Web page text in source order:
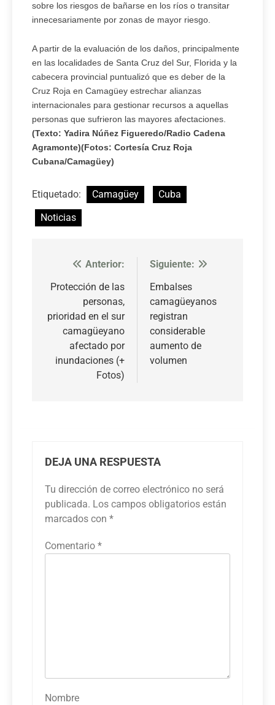
sobre los riesgos de bañarse en los ríos o transitar
innecesariamente por zonas de mayor riesgo.
A partir de la evaluación de los daños, principalmente
en las localidades de Santa Cruz del Sur, Florida y la
cabecera provincial puntualizó que es deber de la
Cruz Roja en Camagüey estrechar alianzas
internacionales para gestionar recursos a aquellas
personas que sufrieron las mayores afectaciones.
(Texto: Yadira Núñez Figueredo/Radio Cadena
Agramonte)(Fotos: Cortesía Cruz Roja
Cubana/Camagüey)
Etiquetado: Camagüey
Cuba
Noticias
Navegación
de
entradas
Anterior:
Protección de las
personas,
prioridad en el sur
camagüeyano
afectado por
inundaciones (+
Fotos)
Siguiente:
Embalses
camagüeyanos
registran
considerable
aumento de
volumen
DEJA UNA RESPUESTA
Tu dirección de correo electrónico no será
publicada. Los campos obligatorios están
marcados con *
Comentario *
Nombre